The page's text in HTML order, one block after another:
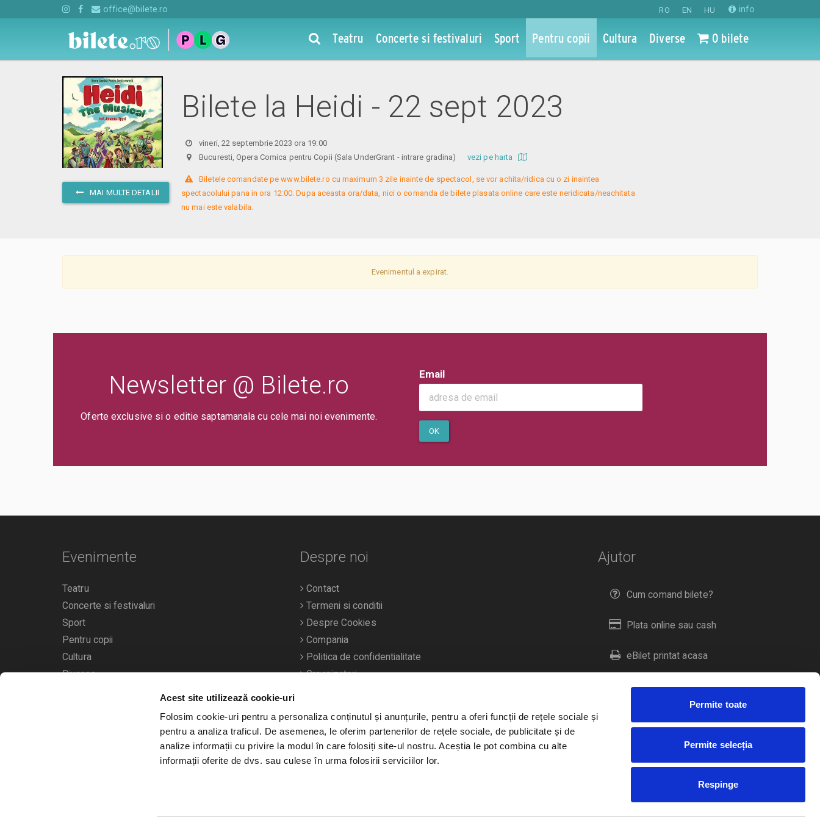
Acest site utilizează cookie-uri
Folosim cookie-uri pentru a personaliza conținutul și anunțurile, pentru a oferi funcții de rețele sociale și
pentru a analiza traficul. De asemenea, le oferim partenerilor de rețele sociale, de publicitate și de
analize informații cu privire la modul în care folosiți site-ul nostru. Aceștia le pot combina cu alte
informații oferite de dvs. sau culese în urma folosirii serviciilor lor.
Permite toate
Permite selecția
Respinge
RO EN HU info
office@bilete.ro
Teatru Concerte si festivaluri Sport Pentru copii Cultura Diverse 0 bilete
MAI MULTE DETALII
Bilete la Heidi - 22 sept 2023
vineri, 22 septembrie 2023 ora 19:00
Bucuresti, Opera Comica pentru Copii (Sala UnderGrant - intrare gradina) vezi pe harta
Biletele comandate pe www.bilete.ro cu maximum 3 zile inainte de spectacol, se vor achita/ridica cu o zi inaintea
spectacolului pana in ora 12:00. Dupa aceasta ora/data, nici o comanda de bilete plasata online care este neridicata/neachitata
nu mai este valabila.
Evenimentul a expirat.
Newsletter @ Bilete.ro
Oferte exclusive si o editie saptamanala cu cele mai noi evenimente.
Email
OK
Ajutor
Cum comand bilete?
Plata online sau cash
eBilet printat acasa
Livrare prin curier
Duplicare bilete
Evenimente
Teatru
Concerte si festivaluri
Sport
Pentru copii
Cultura
Diverse
Calendarul evenimentelor
Despre noi
Contact
Termeni si conditii
Despre Cookies
Compania
Politica de confidentialitate
Organizatori
Bilete.ro